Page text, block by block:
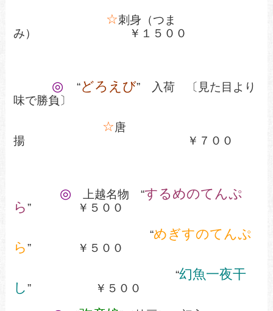
☆刺身（つま
み） ￥１５００
◎ “どろえび” 入荷 〔見た目より
味で勝負〕
☆唐
揚 ￥７００
◎ 上越名物 “するめのてんぷ
ら” ￥５００
“めぎすのてんぷ
ら” ￥５００
“幻魚一夜干
し” ￥５００